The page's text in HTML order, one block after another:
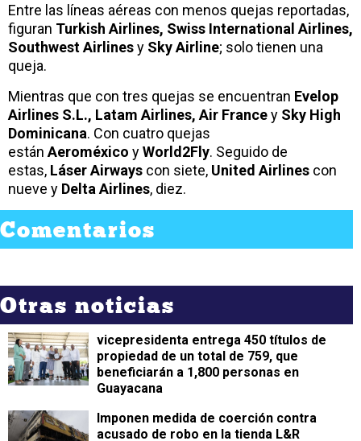
Entre las líneas aéreas con menos quejas reportadas,
figuran Turkish Airlines, Swiss International Airlines,
Southwest Airlinesy Sky Airline; solo tienen una
queja.
Mientras que con tres quejas se encuentran Evelop
Airlines S.L., Latam Airlines, Air Francey Sky High
Dominicana. Con cuatro quejas
están Aeroméxico yWorld2Fly. Seguido de
estas, Láser Airways con siete, United Airlines con
nueve y Delta Airlines, diez.
Comentarios
Otras noticias
vicepresidenta entrega 450 títulos de
propiedad de un total de 759, que
beneficiarán a 1,800 personas en
Guayacana
Imponen medida de coerción contra
acusado de robo en la tienda L&R